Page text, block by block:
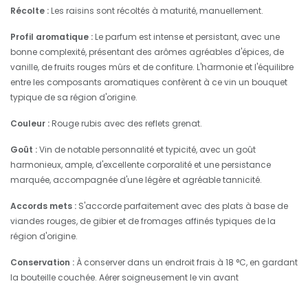
Récolte :Les raisins sont récoltés à maturité, manuellement.
Profil aromatique :Le parfum est intense et persistant, avec une
bonne complexité, présentant des arômes agréables d'épices, de
vanille, de fruits rouges mûrs et de confiture. L'harmonie et l'équilibre
entre les composants aromatiques confèrent à ce vin un bouquet
typique de sa région d'origine.
Couleur :Rouge rubis avec des reflets grenat.
Goût :Vin de notable personnalité et typicité, avec un goût
harmonieux, ample, d'excellente corporalité et une persistance
marquée, accompagnée d'une légère et agréable tannicité.
Accords mets : S'accorde parfaitement avec des plats à base de
viandes rouges, de gibier et de fromages affinés typiques de la
région d'origine.
Conservation : À conserver dans un endroit frais à 18 °C, en gardant
la bouteille couchée. Aérer soigneusement le vin avant